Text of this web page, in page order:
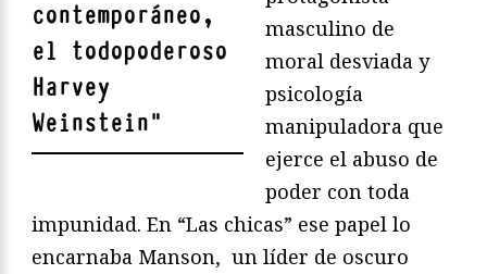
contemporáneo,
el todopoderoso
Harvey
Weinstein"
masculino de
moral desviada y
psicología
manipuladora que
ejerce el abuso de
poder con toda
impunidad. En “Las chicas” ese papel lo
encarnaba Manson, un líder de oscuro